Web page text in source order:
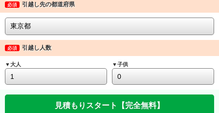
必須 引越し先の都道府県
必須 引越し人数
▼大人 ▼子供